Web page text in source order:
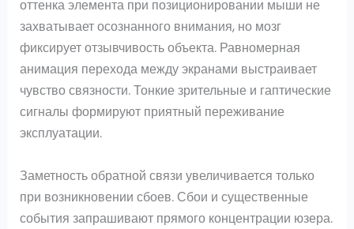
оттенка элемента при позиционировании мыши не
захватывает осознанного внимания, но мозг
фиксирует отзывчивость объекта. Равномерная
анимация перехода между экранами выстраивает
чувство связности. Тонкие зрительные и гаптические
сигналы формируют приятный переживание
эксплуатации.
Заметность обратной связи увеличивается только
при возникновении сбоев. Сбои и существенные
события запрашивают прямого концентрации юзера.